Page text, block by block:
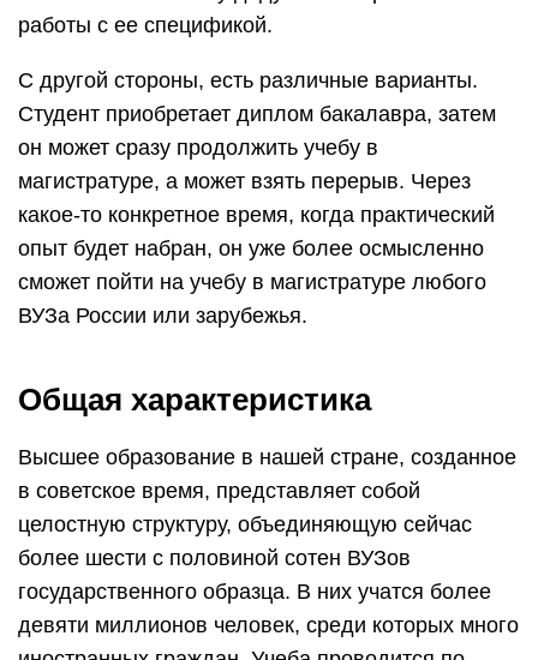
работы с ее спецификой.
С другой стороны, есть различные варианты.
Студент приобретает диплом бакалавра, затем
он может сразу продолжить учебу в
магистратуре, а может взять перерыв. Через
какое-то конкретное время, когда практический
опыт будет набран, он уже более осмысленно
сможет пойти на учебу в магистратуре любого
ВУЗа России или зарубежья.
Общая характеристика
Высшее образование в нашей стране, созданное
в советское время, представляет собой
целостную структуру, объединяющую сейчас
более шести с половиной сотен ВУЗов
государственного образца. В них учатся более
девяти миллионов человек, среди которых много